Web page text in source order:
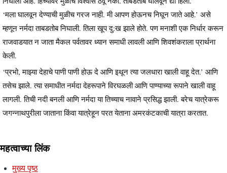
‘मला घालवून देण्याची मुळीच गरज नाही. मी आपण होऊनच निघून जाते आहे.’ असे
म्हणून नर्मदा ताबडतोब निघाली. तिला खूप दु:ख झाले होते. पण मनाशी एक निर्धार करून
राजवाडयात न जाता मैकल पर्वतावर ध्यान समाधी लावली आणि शिवशंकराला प्रार्थना
केली.
‘प्रभो, माझ्या देहाचे पाणी पाणी होऊ दे आणि इथून त्या जलधारा खाली वाहू देत.’ आणि
तसेच झाले. त्या समाधीत नर्मदा देहरूपाने विरघळली आणि पाण्याच्या रूपाने खाली वाहू
लागली. तिची नदी बनली आणि नर्मदा या तिच्याच नावाने प्रसिद्ध झाली. बरेच यात्रेकरू
जगन्नाथपुरीला जाताना किंवा यात्रेहून परत येताना अमरकंटकाची यात्रा करतात.
महत्वाच्या लिंक
मुख्य पृष्ठ